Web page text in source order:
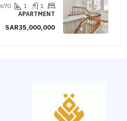
1670
APARTMENT
SAR35,000,000